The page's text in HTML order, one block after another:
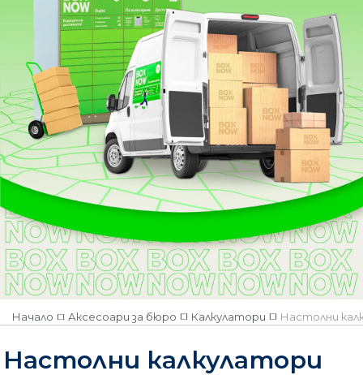
Canon
Citizen
Количество
Наличен
Няма наличност
Начало Аксесоари за бюро Калкулатори Настолни
Настолни калкулатори